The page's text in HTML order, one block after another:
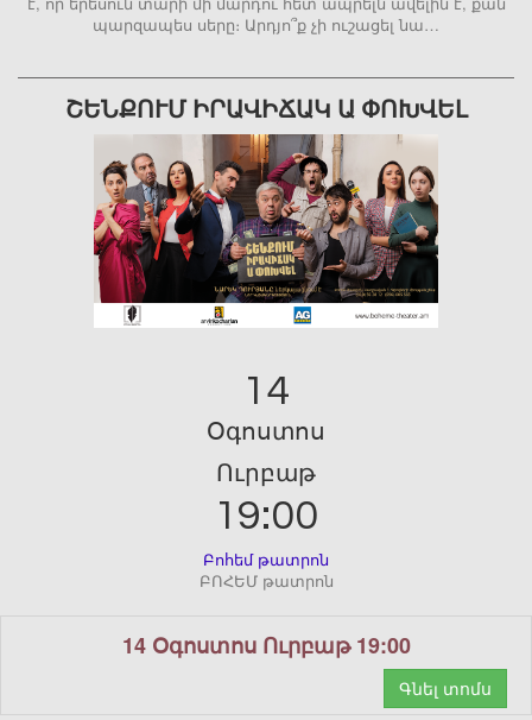
պարզապես սերը։ Արդյո՞ք չի ուշացել նա…
ՇԵՆՔՈՒՄ ԻՐԱՎԻՃԱԿ Ա ՓՈԽՎԵԼ
14
Օգոստոս
Ուրբաթ
19:00
Բոհեմ թատրոն
ԲՈՀԵՄ թատրոն
14 Օգոստոս Ուրբաթ 19:00
Գնել տոմս